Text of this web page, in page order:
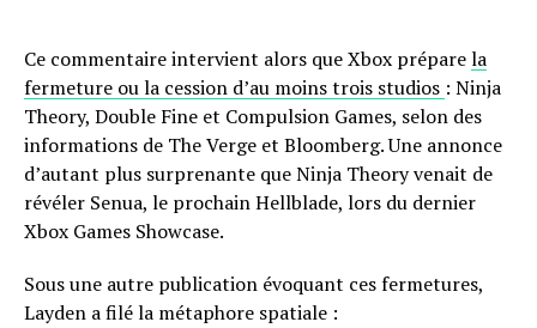
Ce commentaire intervient alors que Xbox préparela
fermeture ou la cession d’au moins trois studios : Ninja
Theory, Double Fine et Compulsion Games, selon des
informations de The Verge et Bloomberg. Une annonce
d’autant plus surprenante que Ninja Theory venait de
révéler Senua, le prochain Hellblade, lors du dernier
Xbox Games Showcase.
Sous une autre publication évoquant ces fermetures,
Layden a filé la métaphore spatiale :